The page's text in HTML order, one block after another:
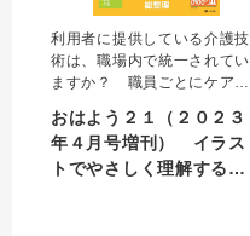
利用者に提供している介護技
術は、職場内で統一されてい
ますか？ 職員ごとにケア方
し不安に感じることもありま
す。本増刊号では、職場全体
で質の向上を図るために、さ
おはよう２１（２０２３
年４月号増刊） イラス
トでやさしく理解する介